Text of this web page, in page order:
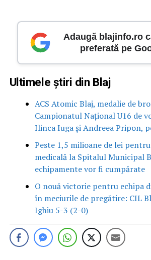
Adaugă blajinfo.ro
preferată pe
Ultimele știri din Blaj
ACS Atomic Blaj, medalie de
Campionatul Național U16 de
Ilinca Iuga și Andreea Pripon,
Peste 1,5 milioane de lei
medicală la Spitalul Municipal
echipamente vor fi cumpărate
O nouă victorie pentru echipa
în meciurile de pregătire: CIL
Ighiu 5-3 (2-0)